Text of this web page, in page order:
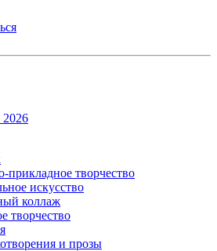
прикладное творчество
искусство
коллаж
творчество
и прозы